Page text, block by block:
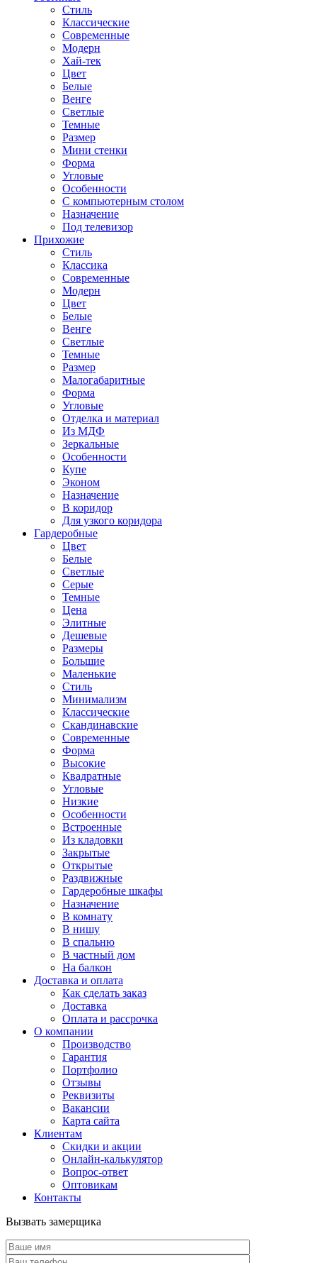
Стиль
Классические
Современные
Модерн
Хай-тек
Цвет
Белые
Венге
Светлые
Темные
Размер
Мини стенки
Форма
Угловые
Особенности
С компьютерным столом
Назначение
Под телевизор
Прихожие
Стиль
Классика
Современные
Модерн
Цвет
Белые
Венге
Светлые
Темные
Размер
Малогабаритные
Форма
Угловые
Отделка и материал
Из МДФ
Зеркальные
Особенности
Купе
Эконом
Назначение
В коридор
Для узкого коридора
Гардеробные
Цвет
Белые
Светлые
Серые
Темные
Цена
Элитные
Дешевые
Размеры
Большие
Маленькие
Стиль
Минимализм
Классические
Скандинавские
Современные
Форма
Высокие
Квадратные
Угловые
Низкие
Особенности
Встроенные
Из кладовки
Закрытые
Открытые
Раздвижные
Гардеробные шкафы
Назначение
В комнату
В нишу
В спальню
В частный дом
На балкон
Доставка и оплата
Как сделать заказ
Доставка
Оплата и рассрочка
О компании
Производство
Гарантия
Портфолио
Отзывы
Реквизиты
Вакансии
Карта сайта
Клиентам
Скидки и акции
Онлайн-калькулятор
Вопрос-ответ
Оптовикам
Контакты
Вызвать замерщика